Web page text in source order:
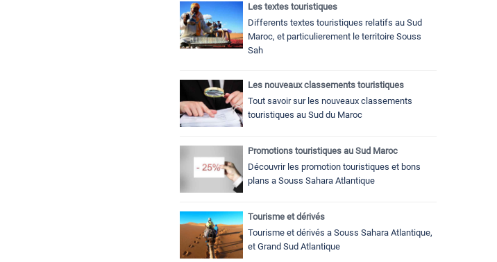
Les textes touristiques
Differents textes touristiques relatifs au Sud
Maroc, et particulierement le territoire Souss
Sah
Les nouveaux classements touristiques
Tout savoir sur les nouveaux classements
touristiques au Sud du Maroc
Promotions touristiques au Sud Maroc
Découvrir les promotion touristiques et bons
plans a Souss Sahara Atlantique
Tourisme et dérivés
Tourisme et dérivés a Souss Sahara Atlantique,
et Grand Sud Atlantique